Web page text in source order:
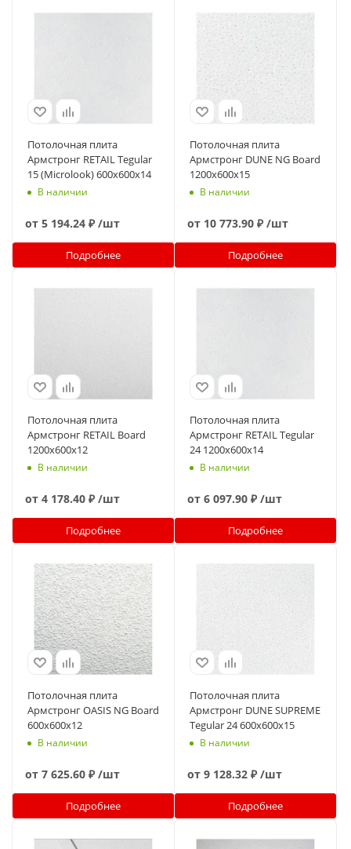
Потолочная плита
Армстронг RETAIL Tegular
15 (Microlook) 600x600x14
В наличии
от 5 194.24 ₽ /шт
Подробнее
Потолочная плита
Армстронг DUNE NG Board
1200x600x15
В наличии
от 10 773.90 ₽ /шт
Подробнее
Потолочная плита
Армстронг RETAIL Board
1200x600x12
В наличии
от 4 178.40 ₽ /шт
Подробнее
Потолочная плита
Армстронг RETAIL Tegular
24 1200x600x14
В наличии
от 6 097.90 ₽ /шт
Подробнее
Потолочная плита
Армстронг OASIS NG Board
600x600x12
В наличии
от 7 625.60 ₽ /шт
Подробнее
Потолочная плита
Армстронг DUNE SUPREME
Tegular 24 600x600x15
В наличии
от 9 128.32 ₽ /шт
Подробнее